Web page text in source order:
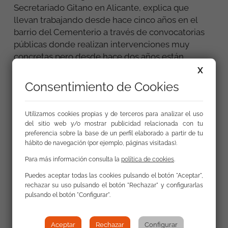
Secretariado Gitano en Alicante, explica que
llevan trabajando desde hace cinco años en el
barrio del Cementerio a través de convocatorias
públicas donde realizan intervenciones muy
concretas pero desde hace dos años están
desarrollando un programa educativo, articulado
por la Conselleria de Políticas Inclusivas, para
apostar por el avance del pueblo gitano.
Por ello, reclama también al Ayuntamiento de
Alicante, que invierta en los ciudadanos
alicantinos gitanos y no gitanos que viven en el
barrio del Cementerio, muchos de ellos niños,
porque actualmente viven "excluidos y en
situación de pobreza".
Por otro lado, el colectivo denuncia que todavía
racismo por parte de la sociedad. De hecho,
X
Consentimiento de Cookies
Utilizamos cookies propias y de terceros para analizar el uso
del sitio web y/o mostrar publicidad relacionada con tu
preferencia sobre la base de un perfil elaborado a partir de tu
hábito de navegación (por ejemplo, páginas visitadas).
Para más información consulta la política de cookies.
Puedes aceptar todas las cookies pulsando el botón "Aceptar",
rechazar su uso pulsando el botón "Rechazar" y configurarlas
pulsando el botón "Configurar".
Aceptar Rechazar Configurar